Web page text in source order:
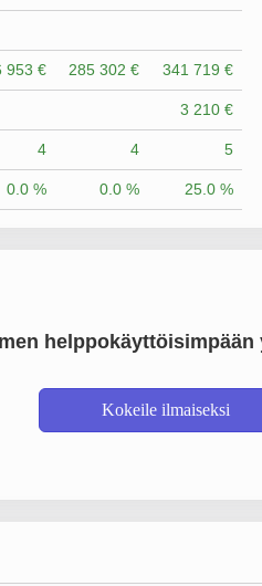
953 € 285 302 € 341 719 €
3 210 €
4 4 5
0.0 % 0.0 % 25.0 %
Kokeile ilmaiseksi